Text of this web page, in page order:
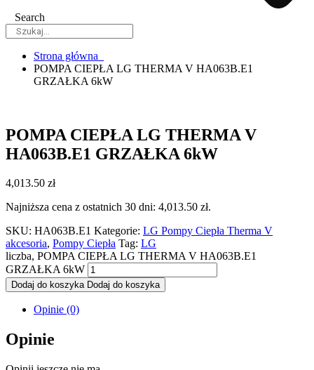
Search
Strona główna
POMPA CIEPŁA LG THERMA V HA063B.E1
GRZAŁKA 6kW
POMPA CIEPŁA LG THERMA V
HA063B.E1 GRZAŁKA 6kW
4,013.50 zł
Najniższa cena z ostatnich 30 dni: 4,013.50 zł.
SKU: HA063B.E1 Kategorie: LG Pompy Ciepła Therma V
akcesoria, Pompy Ciepła Tag: LG
liczba, POMPA CIEPŁA LG THERMA V HA063B.E1
GRZAŁKA 6kW
Dodaj do koszyka Dodaj do koszyka
Opinie (0)
Opinie